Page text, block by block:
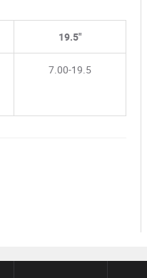
19.5"
7.00-19.5